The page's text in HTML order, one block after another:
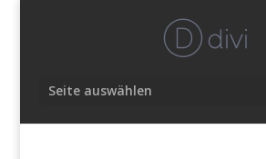
Seite auswählen